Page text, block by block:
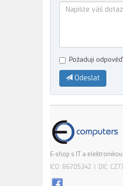
Požaduji
Odeslat
E-shop s IT a
IČO: 86705342 | DIČ: